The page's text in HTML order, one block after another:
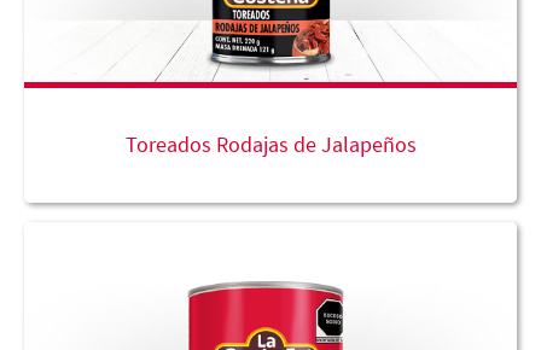
Toreados Rodajas de Jalapeños